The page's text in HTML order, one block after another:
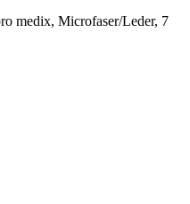
medix, Microfaser/Leder, 7